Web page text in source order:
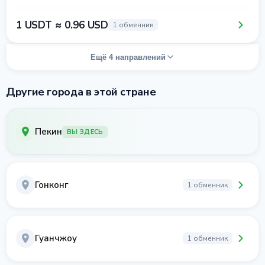
1 USDT ≈ 0.96 USD 1 обменник
Ещё 4 направлений
Другие города в этой стране
Пекин ВЫ ЗДЕСЬ
Гонконг 1 обменник
Гуанчжоу 1 обменник